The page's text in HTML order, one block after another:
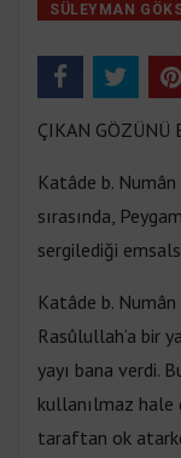
SÜLEYMAN
ÇIKAN GÖZÜNÜ
Katâde b. Numân
sırasında,
sergilediği
Katâde b.
Rasûlullah’a bir
yayı bana verdi.
kullanılmaz hale
taraftan ok